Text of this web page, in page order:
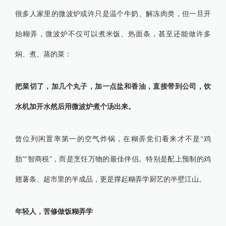
很多人家里的微波炉或许只是温个牛奶、解冻肉类，但一旦开
始糊弄，微波炉不仅可以煮米饭、热面条，甚至还能做许多
焖、煮、蒸的菜：
把菜切了，加几个丸子，加一点盐和香油，直接带到公司，饮
水机加开水然后用微波炉煮个汤出来。
曾位列闲置率第一的空气炸锅，在糊弄党们看来才不是“鸡
肋”“智商税”，而是烹饪万物的最佳伴侣。特别是配上预制的鸡
翅薯条、超市里的半成品，更是撑起糊弄学厨艺的半壁江山。
年轻人，苦修做饭糊弄学